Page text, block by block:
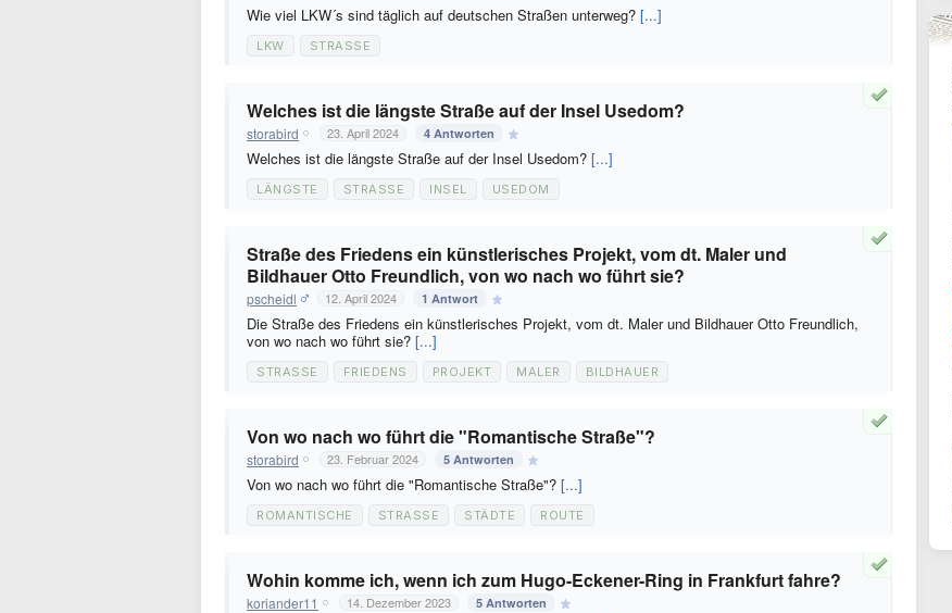
Wie viel LKW´s sind täglich auf deutschen Straßen unterweg? [...]
LKW STRASSE
Welches ist die längste Straße auf der Insel Usedom?
storabird 23. April 2024 4 Antworten
Welches ist die längste Straße auf der Insel Usedom? [...]
LÄNGSTE STRASSE INSEL USEDOM
Straße des Friedens ein künstlerisches Projekt, vom dt. Maler und
Bildhauer Otto Freundlich, von wo nach wo führt sie?
pscheidl 12. April 2024 1 Antwort
Die Straße des Friedens ein künstlerisches Projekt, vom dt. Maler und Bildhauer Otto Freundlich,
von wo nach wo führt sie? [...]
STRASSE FRIEDENS PROJEKT MALER BILDHAUER
Von wo nach wo führt die "Romantische Straße"?
storabird 23. Februar 2024 5 Antworten
Von wo nach wo führt die "Romantische Straße"? [...]
ROMANTISCHE STRASSE STÄDTE ROUTE
Wohin komme ich, wenn ich zum Hugo-Eckener-Ring in Frankfurt fahre?
koriander11 14. Dezember 2023 5 Antworten